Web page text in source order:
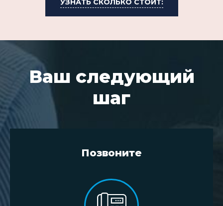
Ваш следующий
шаг
Позвоните